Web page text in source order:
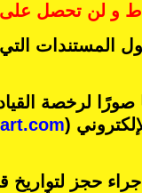
و لن تحصل على
المستندات
لرخصة
(
حجز